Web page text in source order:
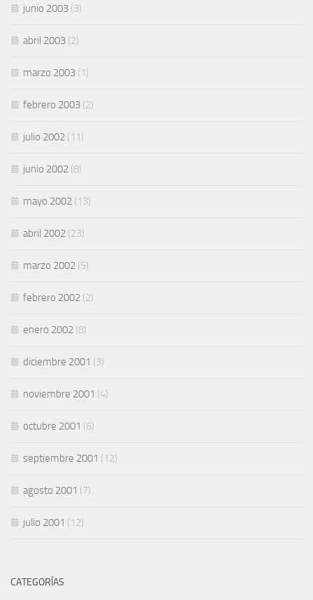
junio 2003 (3)
abril 2003 (2)
marzo 2003 (1)
febrero 2003 (2)
julio 2002 (11)
junio 2002 (8)
mayo 2002 (13)
abril 2002 (23)
marzo 2002 (5)
febrero 2002 (2)
enero 2002 (8)
diciembre 2001 (3)
noviembre 2001 (4)
octubre 2001 (6)
septiembre 2001 (12)
agosto 2001 (7)
julio 2001 (12)
CATEGORÍAS